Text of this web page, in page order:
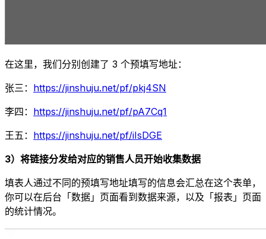
在这里，我们分别创建了 3 个预填写地址：
张三： https://jinshuju.net/pf/pkj4SN
李四： https://jinshuju.net/pf/pA7Cq1
王五： https://jinshuju.net/pf/iIsDGE
3）将链接分发给对应的销售人员开始收集数据
填表人通过不同的预填写地址填写的信息会汇总在这个表单，
你可以在后台「数据」页面看到数据来源，以及「报表」页面
的统计情况。